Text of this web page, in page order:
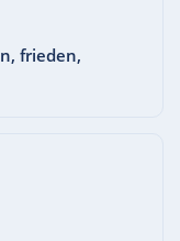
frieden,